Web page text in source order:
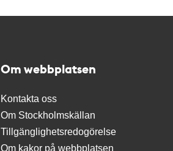
Om webbplatsen
Kontakta oss
Om Stockholmskällan
Tillgänglighetsredogörelse
Om kakor på webbplatsen